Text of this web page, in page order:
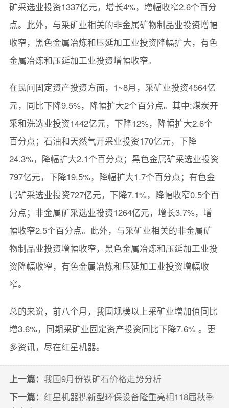
矿采选业投资1337亿元，增长4%，增幅收窄2.6个百分
点。此外，与采矿业相关的非金属矿物制品业投资增幅
收窄，黑色金属冶炼和压延加工业投资降幅扩大，有色
金属冶炼和压延加工业投资增幅收窄。
在民间固定资产投资方面，1~8月，采矿业投资4564亿
元，同比下降9.5%，降幅扩大2个百分点。其中:煤炭开
采和洗选业投资1442亿元，下降12%，降幅扩大2.6个
百分点；石油和天然气开采业投资170亿元，下降
24.3%，降幅扩大2.1个百分点；黑色金属矿采选业投资
797亿元，下降19.5%，降幅扩大1.7个百分点；有色金
属矿采选业投资727亿元，下降7.1%，降幅收窄0.5个百
分点；非金属矿采选业投资1264亿元，增长3.7%，增
幅收窄2.5个百分点。此外，与采矿业相关的非金属矿
物制品业投资增幅收窄，黑色金属冶炼和压延加工业投
资降幅收窄，有色金属冶炼和压延加工业投资增幅收
窄。
总的来说，前八个月，我国规模以上采矿业增加值同比
增3.6%，同期采矿业固定资产投资同比下降7.6% 。更
多资讯，尽在红星机器。
上一篇： 我国9月份铁矿石价格走势分析
下一篇： 红星机器携新型环保设备隆重亮相118届秋季